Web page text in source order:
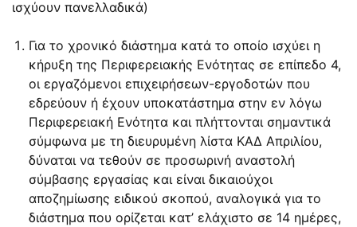
ισχύουν πανελλαδικά)
Για το χρονικό διάστημα κατά το οποίο ισχύει η
κήρυξη της Περιφερειακής Ενότητας σε επίπεδο 4,
οι εργαζόμενοι επιχειρήσεων-εργοδοτών που
εδρεύουν ή έχουν υποκατάστημα στην εν λόγω
Περιφερειακή Ενότητα και πλήττονται σημαντικά
σύμφωνα με τη διευρυμένη λίστα ΚΑΔ Απριλίου,
δύναται να τεθούν σε προσωρινή αναστολή
σύμβασης εργασίας και είναι δικαιούχοι
αποζημίωσης ειδικού σκοπού, αναλογικά για το
διάστημα που ορίζεται κατ’ ελάχιστο σε 14 ημέρες,